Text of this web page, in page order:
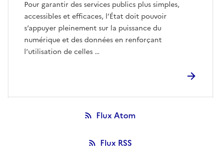
Pour garantir des services publics plus simples,
accessibles et efficaces, l’État doit pouvoir
s’appuyer pleinement sur la puissance du
numérique et des données en renforçant
l’utilisation de celles …
Flux Atom
Flux RSS